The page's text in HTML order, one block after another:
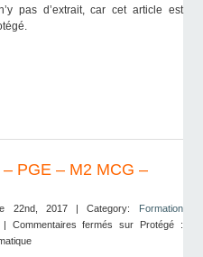
n’y pas d’extrait, car cet article est
PGE – M2 MCG –
22nd, 2017 | Category:
Formation
| Commentaires fermés
sur Protégé :